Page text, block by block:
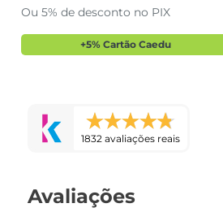
Ou 5% de desconto no PIX
+5% Cartão Caedu
1832 avaliações reais
Avaliações